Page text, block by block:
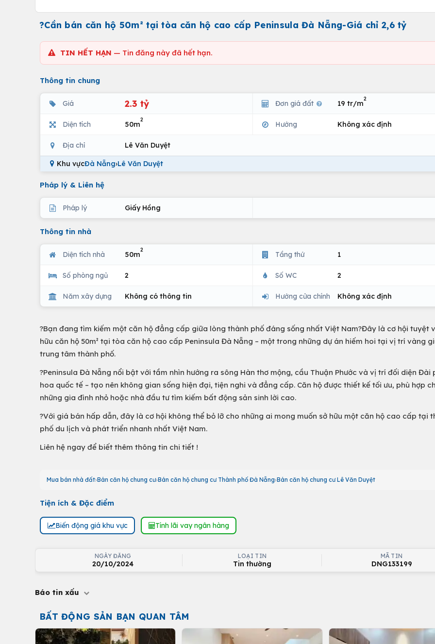
?Cần bán căn hộ 50m² tại tòa căn hộ cao cấp Peninsula Đà Nẵng-Giá chỉ 2,6 tỷ
TIN HẾT HẠN — Tin đăng này đã hết hạn.
Thông tin chung
Giá 2.3 tỷ Đơn giá đất 19 tr/m
2
Diện tích 50m
2
Hướng Không xác định
Địa chỉ Lê Văn Duyệt
Khu vựcĐà Nẵng›Lê Văn Duyệt
Pháp lý & Liên hệ
Pháp lý Giấy Hồng
Thông tin nhà
Diện tích nhà 50m
2
Tầng thứ 1
Số phòng ngủ 2 Số WC 2
Năm xây dựng Không có thông tin Hướng cửa chính Không xác định
?Bạn đang tìm kiếm một căn hộ đẳng cấp giữa lòng thành phố đáng sống nhất Việt Nam?Đây là cơ hội tuyệt
hữu căn hộ 50m² tại tòa căn hộ cao cấp Peninsula Đà Nẵng – một trong những dự án hiếm hoi tại vị trí vàng
trung tâm thành phố.
?Peninsula Đà Nẵng nổi bật với tầm nhìn hướng ra sông Hàn thơ mộng, cầu Thuận Phước và vị trí đối diện Đài
hoa quốc tế – tạo nên không gian sống hiện đại, tiện nghi và đẳng cấp. Căn hộ được thiết kế tối ưu, phù hợp
những gia đình nhỏ hoặc nhà đầu tư tìm kiếm bất động sản sinh lời cao.
?Với giá bán hấp dẫn, đây là cơ hội không thể bỏ lỡ cho những ai mong muốn sở hữu một căn hộ cao cấp tại
phố du lịch và phát triển nhanh nhất Việt Nam.
Liên hệ ngay để biết thêm thông tin chi tiết !
Mua bán nhà đất Bán căn hộ chung cư Bán căn hộ chung cư Thành phố Đà Nẵng Bán căn hộ chung cư Lê Văn Duyệt
Tiện ích & Đặc điểm
Biến động giá khu vực Tính lãi vay ngân hàng
NGÀY ĐĂNG
20/10/2024
LOẠI TIN
Tin thường
MÃ TIN
DNG133199
Báo tin xấu
BẤT ĐỘNG SẢN BẠN QUAN TÂM